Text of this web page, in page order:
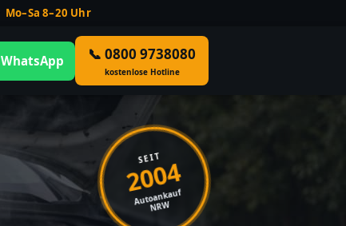
Mo–Sa 8–20 Uhr
WhatsApp 📞 0800 9738080
kostenlose Hotline
SEIT
2004
Autoankauf
NRW